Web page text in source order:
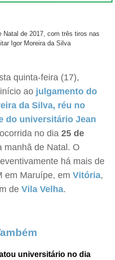
Natal de 2017, com três tiros nas
Igor Moreira da Silva
quinta-feira (17),
ao julgamento do
da Silva, réu no
do universitário Jean
no dia 25 de
manhã de Natal. O
há mais de
em Maruípe, em Vitória,
de Vila Velha.
universitário no dia